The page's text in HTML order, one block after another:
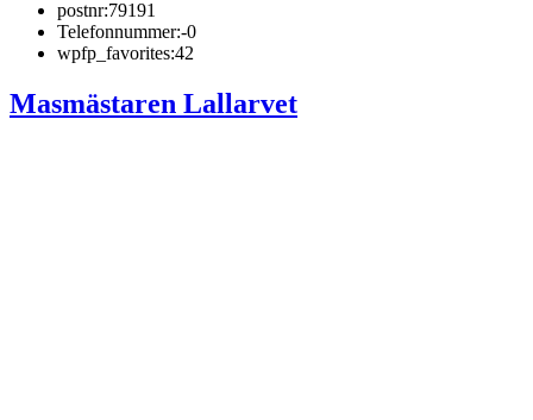
postnr:79191
Telefonnummer:-0
wpfp_favorites:42
Masmästaren Lallarvet